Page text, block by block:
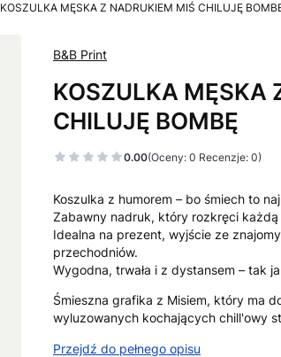
KOSZULKA MĘSKA Z NADRUKIEM MIŚ CHILUJĘ
B&B Print
KOSZULKA MĘSKA
CHILUJĘ BOMBĘ
0.00(Oceny: 0 Recenzje: 0)
Koszulka z humorem – bo śmiech to
Zabawny nadruk, który rozkręci
Idealna na prezent, wyjście ze
przechodniów.
Wygodna, trwała i z dystansem – tak
Śmieszna grafika z Misiem, który ma
wyluzowanych kochających chill'owy
Przejdź do pełnego opisu